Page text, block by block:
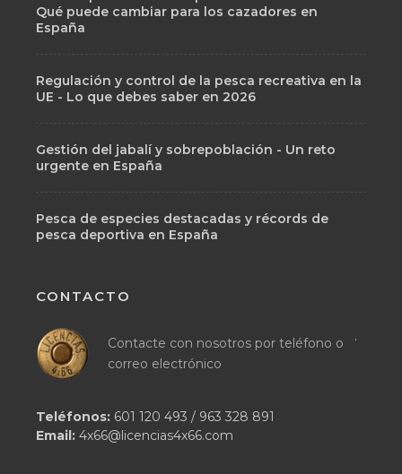
Qué puede cambiar para los cazadores en
España
Regulación y control de la pesca recreativa en la
UE - Lo que debes saber en 2026
Gestión del jabalí y sobrepoblación - Un reto
urgente en España
Pesca de especies destacadas y récords de
pesca deportiva en España
CONTACTO
Contacte con nosotros por teléfono o
correo electrónico
.
Teléfonos: 601 120 493 / 963 328 891
Email: 4x66@licencias4x66.com